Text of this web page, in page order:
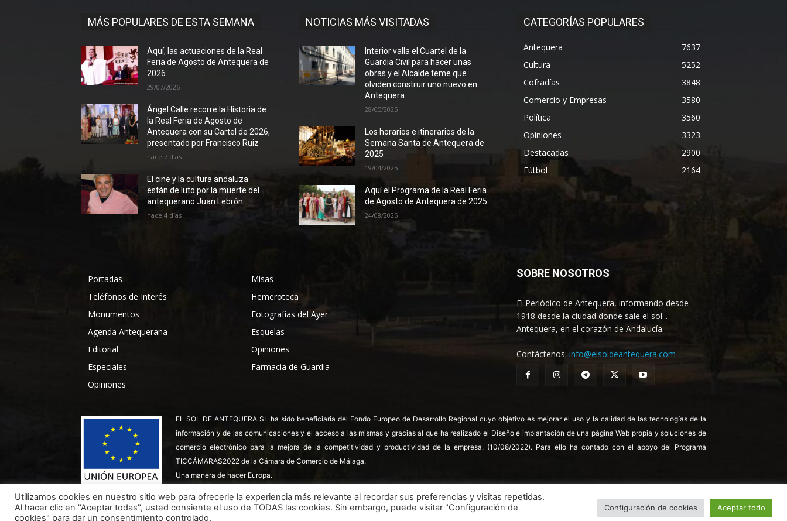
MÁS POPULARES DE ESTA SEMANA
Aquí, las actuaciones de la Real
Feria de Agosto de Antequera de
2026
29/07/2026
Ángel Calle recorre la Historia de
la Real Feria de Agosto de
Antequera con su Cartel de 2026,
presentado por Francisco Ruiz
hace 7 días
El cine y la cultura andaluza
están de luto por la muerte del
antequerano Juan Lebrón
hace 4 días
NOTICIAS MÁS VISITADAS
Interior valla el Cuartel de la
Guardia Civil para hacer unas
obras y el Alcalde teme que
olviden construir uno nuevo en
Antequera
28/05/2025
Los horarios e itinerarios de la
Semana Santa de Antequera de
2025
19/04/2025
Aquí el Programa de la Real Feria
de Agosto de Antequera de 2025
24/08/2025
CATEGORÍAS POPULARES
Antequera
7637
Cultura
5252
Cofradías
3848
Comercio y Empresas
3580
Política
3560
Opiniones
3323
Destacadas
2900
Fútbol
2164
Portadas
Teléfonos de Interés
Monumentos
Agenda Antequerana
Editorial
Especiales
Opiniones
Misas
Hemeroteca
Fotografías del Ayer
Esquelas
Opiniones
Farmacia de Guardia
SOBRE NOSOTROS
El Periódico de Antequera, informando desde
1918 desde la ciudad donde sale el sol...
Antequera, en el corazón de Andalucía.
Contáctenos: info@elsoldeantequera.com
EL SOL DE ANTEQUERA SL ha sido beneficiaria del Fondo Europeo de Desarrollo Regional cuyo objetivo es mejorar el uso y la calidad de las tecnologías de la
información y de las comunicaciones y el acceso a las mismas y gracias al que ha realizado el Diseño e implantación de una página Web propia y soluciones de
comercio electrónico para la mejora de la competitividad y productividad de la empresa. (10/08/2022). Para ello ha contado con el apoyo del Programa
TICCÁMARAS2022 de la Cámara de Comercio de Málaga.
Una manera de hacer Europa.
Todos los derechos reservados ©Dinan - 2026 LSSICE Términos y condiciones Política de Cookies Política de Privacidad
Aviso legal
Utilizamos cookies en nuestro sitio web para ofrecerle la experiencia más relevante al recordar sus preferencias y visitas repetidas.
Al hacer clic en "Aceptar todas", usted consiente el uso de TODAS las cookies. Sin embargo, puede visitar "Configuración de
cookies" para dar un consentimiento controlado.
Configuración de cookies Aceptar todo